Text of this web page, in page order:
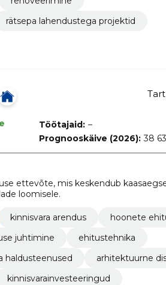
rätsepa lahendustega projektid
Töötajaid: –
Prognooskäive (2026): 38
ettevõte, mis keskendub
loomisele.
kinnisvara arendus
hoonete
juhtimine
ehitustehnika
haldusteenused
arhitektuurne
kinnisvarainvesteeringud